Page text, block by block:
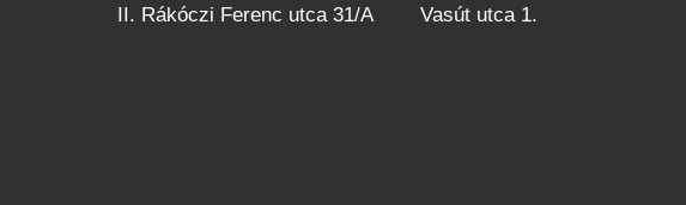
II. Rákóczi Ferenc utca 31/A Vasút utca 1.